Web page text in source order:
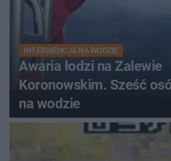
INTERWENCJA NA WODZIE
Awaria łodzi na Zalewie
Koronowskim. Sześć
na wodzie